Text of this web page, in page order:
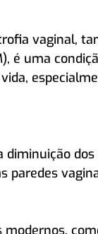
vaginal,
é uma